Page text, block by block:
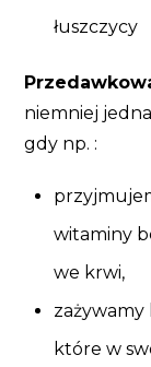
łuszczycy
niemniej
gdy np. :
witaminy
we krwi,
które w